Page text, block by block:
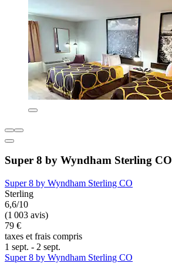
Super 8 by Wyndham Sterling CO
Super 8 by Wyndham Sterling CO
Sterling
6,6/10
(1 003 avis)
79 €
taxes et frais compris
1 sept. - 2 sept.
Super 8 by Wyndham Sterling CO